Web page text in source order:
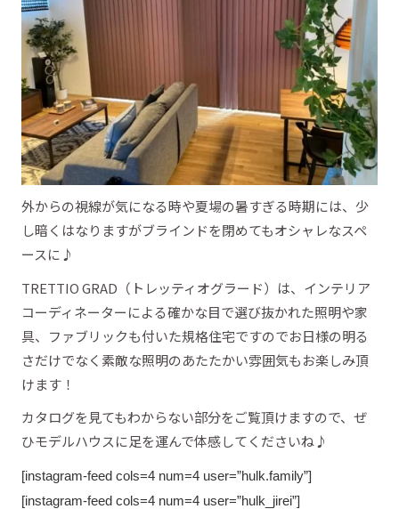
外からの視線が気になる時や夏場の暑すぎる時期には、少
し暗くはなりますがブラインドを閉めてもオシャレなスペ
ースに♪
TRETTIO GRAD（トレッティオグラード）は、インテリア
コーディネーターによる確かな目で選び抜かれた照明や家
具、ファブリックも付いた規格住宅ですのでお日様の明る
さだけでなく素敵な照明のあたたかい雰囲気もお楽しみ頂
けます！
カタログを見てもわからない部分をご覧頂けますので、ぜ
ひモデルハウスに足を運んで体感してくださいね♪
[instagram-feed cols=4 num=4 user=”hulk.family”]
[instagram-feed cols=4 num=4 user=”hulk_jirei”]